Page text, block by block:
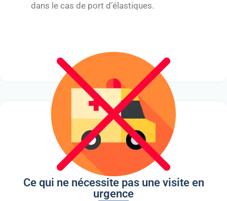
dans le cas de port d’élastiques.
Ce qui ne nécessite pas une visite en
urgence